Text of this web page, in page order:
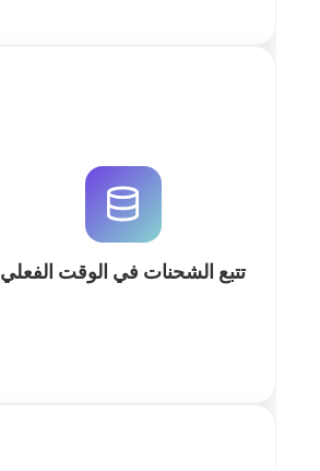
تتبع الشحنات في الوقت الفعلي
العمليات اللوجستية والميل الأخير. قم
ببناء قاعدة بيانات متكاملة وأتمتة
الاصطناعي.